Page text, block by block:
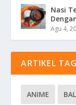
Nasi
Agu 4,
ARTIKEL TAG
ANIME